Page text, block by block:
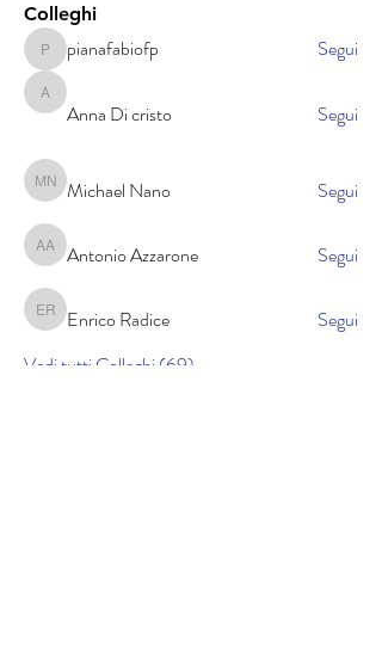
Colleghi
pianafabiofp
pianafabiofp Segui
Anna Di cristo
Anna Di cristo Segui
Michael Nano
Michael Nano Segui
Antonio Azzarone
Antonio Azzarone Segui
Enrico Radice
Enrico Radice
Segui
Vedi tutti Colleghi (69)